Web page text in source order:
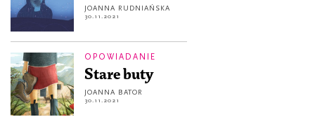
JOANNA RUDNIAŃSKA
30.11.2021
OPOWIADANIE
Stare buty
JOANNA BATOR
30.11.2021